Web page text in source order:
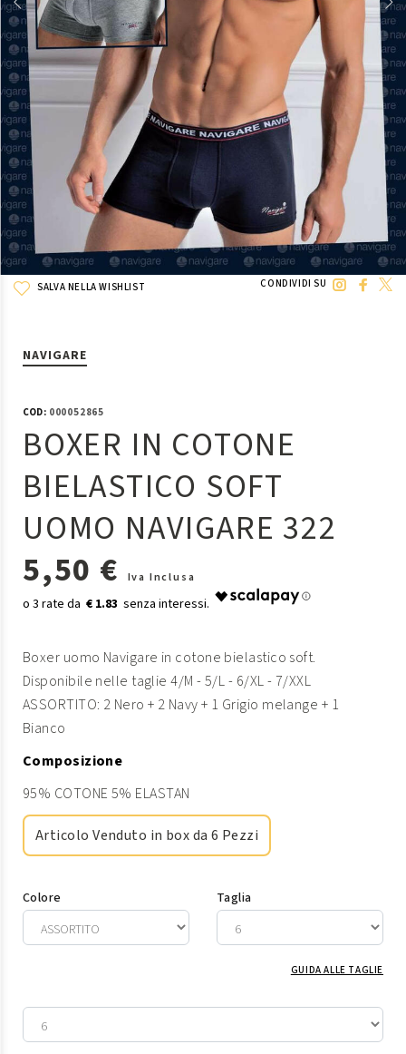
SALVA NELLA WISHLIST CONDIVIDI SU
NAVIGARE
COD:000052865
BOXER IN COTONE
BIELASTICO SOFT
UOMO NAVIGARE 322
5,50 €
Iva Inclusa
€ 1.83
Boxer uomo Navigare in cotone bielastico soft.
Disponibile nelle taglie 4/M - 5/L - 6/XL - 7/XXL
ASSORTITO: 2 Nero + 2 Navy + 1 Grigio melange + 1
Bianco
Composizione
95% COTONE 5% ELASTAN
Articolo Venduto in box da 6 Pezzi
Colore Taglia
GUIDA ALLE TAGLIE